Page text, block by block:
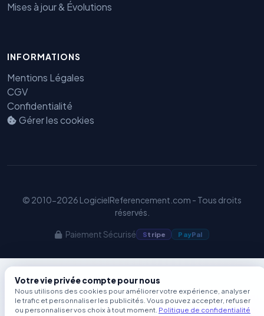
Mises à jour & Évolutions
INFORMATIONS
Mentions Légales
CGV
Confidentialité
Gérer les cookies
© 2010-2026 LogicielReferencement.com - Tous droits
réservés.
Paiement Sécurisé Stripe PayPal
Votre vie privée compte pour nous
Nous utilisons des cookies pour améliorer votre expérience, analyser
le trafic et personnaliser les publicités. Vous pouvez accepter, refuser
ou personnaliser vos choix à tout moment. Politique de confidentialité